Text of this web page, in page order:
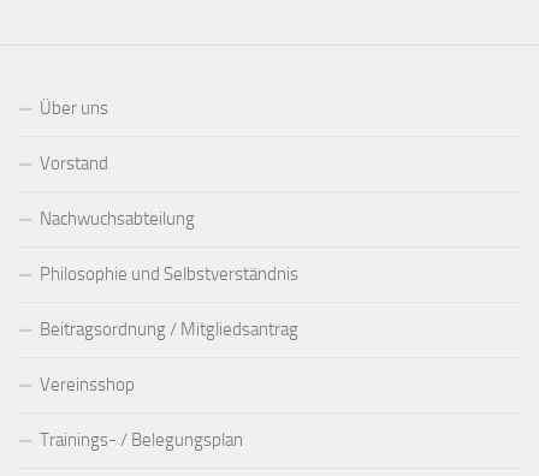
Über uns
Vorstand
Nachwuchsabteilung
Philosophie und Selbstverständnis
Beitragsordnung / Mitgliedsantrag
Vereinsshop
Trainings- / Belegungsplan